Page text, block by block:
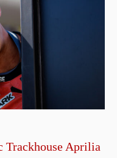
Trackhouse Aprilia